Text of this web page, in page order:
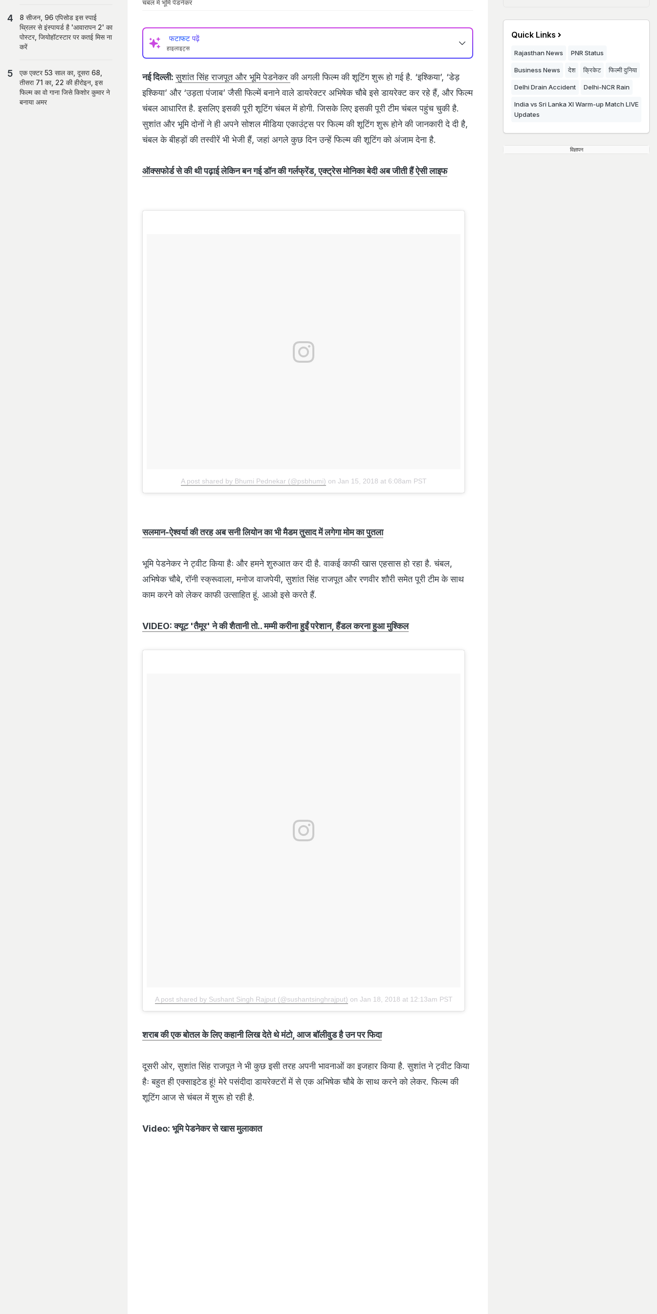
चंबल में भूमि पेडनेकर
फटाफट पढ़ें
हाइलाइट्स
नई दिल्ली: सुशांत सिंह राजपूत और भूमि पेडनेकरकी अगली फिल्म की शूटिंग शुरू हो गई है. ‘इश्किया’, ‘डेड़
इश्किया’ और ‘उड़ता पंजाब’ जैसी फिल्में बनाने वाले डायरेक्टर अभिषेक चौबे इसे डायरेक्ट कर रहे हैं, और फिल्म
चंबल आधारित है. इसलिए इसकी पूरी शूटिंग चंबल में होगी. जिसके लिए इसकी पूरी टीम चंबल पहुंच चुकी है.
सुशांत और भूमि दोनों ने ही अपने सोशल मीडिया एकाउंट्स पर फिल्म की शूटिंग शुरू होने की जानकारी दे दी है,
चंबल के बीहड़ों की तस्वीरें भी भेजी हैं, जहां अगले कुछ दिन उन्हें फिल्म की शूटिंग को अंजाम देना है.
ऑक्सफोर्ड से की थी पढ़ाई लेकिन बन गई डॉन की गर्लफ्रेंड, एक्ट्रेस मोनिका बेदी अब जीती हैं ऐसी लाइफ
A post shared by Bhumi Pednekar (@psbhumi) on Jan 15, 2018 at 6:08am PST
सलमान-ऐश्वर्या की तरह अब सनी लियोन का भी मैडम तुसाद में लगेगा मोम का पुतला
भूमि पेडनेकर ने ट्वीट किया हैः और हमने शुरुआत कर दी है. वाकई काफी खास एहसास हो रहा है. चंबल,
अभिषेक चौबे, रॉनी स्क्रूवाला, मनोज वाजपेयी, सुशांत सिंह राजपूत और रणवीर शौरी समेत पूरी टीम के साथ
काम करने को लेकर काफी उत्साहित हूं. आओ इसे करते हैं.
VIDEO: क्यूट 'तैमूर' ने की शैतानी तो.. मम्मी करीना हुईं परेशान, हैंडल करना हुआ मुश्किल
A post shared by Sushant Singh Rajput (@sushantsinghrajput) on Jan 18, 2018 at 12:13am PST
शराब की एक बोतल के लिए कहानी लिख देते थे मंटो, आज बॉलीवुड है उन पर फिदा
दूसरी ओर, सुशांत सिंह राजपूत ने भी कुछ इसी तरह अपनी भावनाओं का इजहार किया है. सुशांत ने ट्वीट किया
हैः बहुत ही एक्साइटेड हूं! मेरे पसंदीदा डायरेक्टरों में से एक अभिषेक चौबे के साथ करने को लेकर. फिल्म की
शूटिंग आज से चंबल में शुरू हो रही है.
Video: भूमि पेडनेकर से खास मुलाकात
8 सीजन, 96 एपिसोड इस स्पाई
थ्रिलर से इंस्पायर्ड है 'आवारापन 2' का
पोस्टर, जियोहॉटस्टार पर कतई मिस ना
करें
एक एक्टर 53 साल का, दूसरा 68,
तीसरा 71 का, 22 की हीरोइन, इस
फिल्म का वो गाना जिसे किशोर कुमार ने
बनाया अमर
Quick Links
Rajasthan News PNR Status
Business News देश क्रिकेट फिल्मी दुनिया
Delhi Drain Accident Delhi-NCR Rain
India vs Sri Lanka XI Warm-up Match LIVE
Updates
विज्ञापन